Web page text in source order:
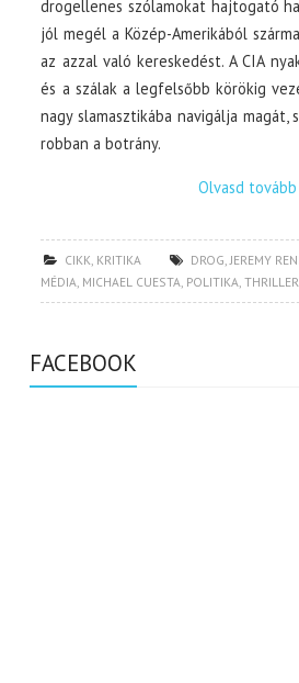
drogellenes szólamokat hajtogató
jól megél a Közép-Amerikából
az azzal való kereskedést. A CIA
és a szálak a legfelsőbb körökig
nagy slamasztikába navigálja magát,
robban a botrány.
Olvasd tovább
CIKK KRITIKA DROG JEREMY
MÉDIA MICHAEL CUESTA POLITIKA ,THRILLER
FACEBOOK